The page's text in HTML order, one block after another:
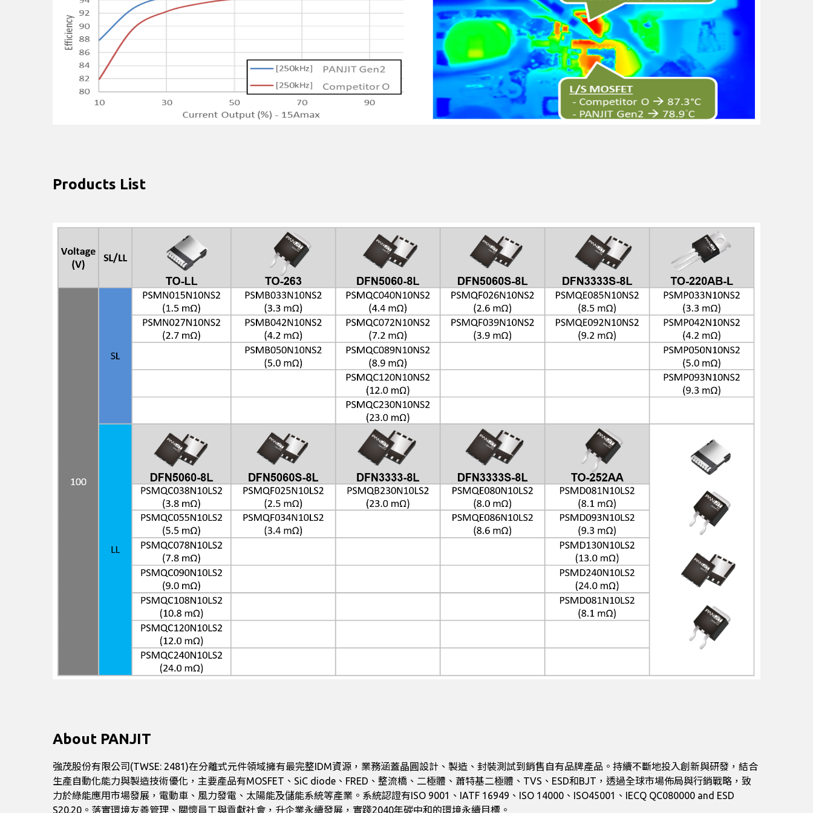
Products List
About PANJIT
強茂股份有限公司(TWSE: 2481)在分離式元件領域擁有最完整IDM資源，業務涵蓋晶圓設計、製造、封裝測試到銷售自有品牌產品。持續不斷地投入創新與研發，結合
生產自動化能力與製造技術優化，主要產品有MOSFET、SiC diode、FRED、整流橋、二極體、蕭特基二極體、TVS、ESD和BJT，透過全球市場佈局與行銷戰略，致
力於綠能應用市場發展，電動車、風力發電、太陽能及儲能系統等產業。系統認證有ISO 9001、IATF 16949、ISO 14000、ISO45001、IECQ QC080000 and ESD
S20.20。落實環境友善管理、關懷員工與貢獻社會，升企業永續發展，實踐2040年碳中和的環境永續目標。